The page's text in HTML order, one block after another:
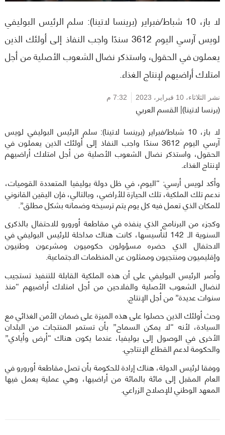
لا باز، 10 شباط/فبراير (برينسا لاتينا): سلم الرئيس البوليفي
لويس آرسي اليوم 3612 سندًا واجب النفاذ إلى أولئك الذين
يعملون في الحقول، واستذكر نضال الشعوب الأصلية من أجل
امتلاك أراضيهم لإنتاج الغذاء.
نشر الثلاثاء، 10 فبراير، 2023 7:32 م
(برنسا لاتينا)| القسم العربي
لا باز، 10 شباط/فبراير (برينسا لاتينا): سلم الرئيس البوليفي لويس
آرسي اليوم 3612 سندًا واجب النفاذ إلى أولئك الذين يعملون في
الحقول، واستذكر نضال الشعوب الأصلية من أجل امتلاك أراضيهم
لإنتاج الغذاء.
وأكد لويس أرسي: “اليوم، في ظل دولة بوليفيا المتعددة القوميات،
ندعم تلك الملكية، تلك الحيازة للأراضي، وبالتالي، فإن اليقين القانوني
للمكان الذي تعمل فيه كل يوم يتم ترسيخه وضمانه بشكل مطلق”.
وكجزء من البرنامج الذي ينفذه في مقاطعة أورورو للاحتفال بالذكرى
السنوية الـ 142 لتأسيسها، كانت هناك مداخلة للرئيس البوليفي في
الاحتفال الذي حضره مسؤولون حكوميون ومشرعون وطنيون
وإقليميون ومنتجيون وممثلون عن المنظمات الاجتماعية.
وأصر الرئيس البوليفي على أن هذه الملكية القابلة للتنفيذ تستجيب
لنضال الشعوب الأصلية والفلاحين من أجل امتلاك أراضيهم “منذ
سنوات عديدة” من أجل الإنتاج.
وحث أولئك الذين حصلوا على هذه الميزة على ضمان الأمن الغذائي مع
السيادة، لأنه “لا يمكن السماح” بأن تستمر المنتجات من البلدان
الأخرى في الوصول إلى بوليفيا، عندما يكون هناك “أرض وأيادي”
والحكومة لدعم القطاع الإنتاجي.
ووفقا لرئيس الدولة، هناك إرادة للحكومة بأن تصل مقاطعة أورورو في
العام المقبل إلى مائة بالمائة من أراضيها، وهي عملية يعمل فيها
المعهد الوطني للإصلاح الزراعي.